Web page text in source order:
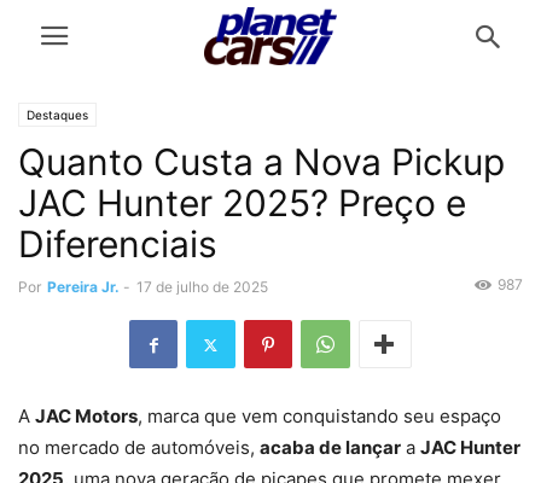
Destaques
Quanto Custa a Nova Pickup
JAC Hunter 2025? Preço e
Diferenciais
Por Pereira Jr. - 17 de julho de 2025 987
A JAC Motors, marca que vem conquistando seu espaço
no mercado de automóveis, acaba de lançar a JAC Hunter